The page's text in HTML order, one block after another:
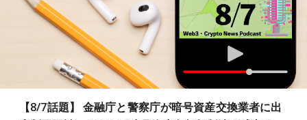
【8/7話題】 金融庁と警察庁が暗号資産交換業者に出